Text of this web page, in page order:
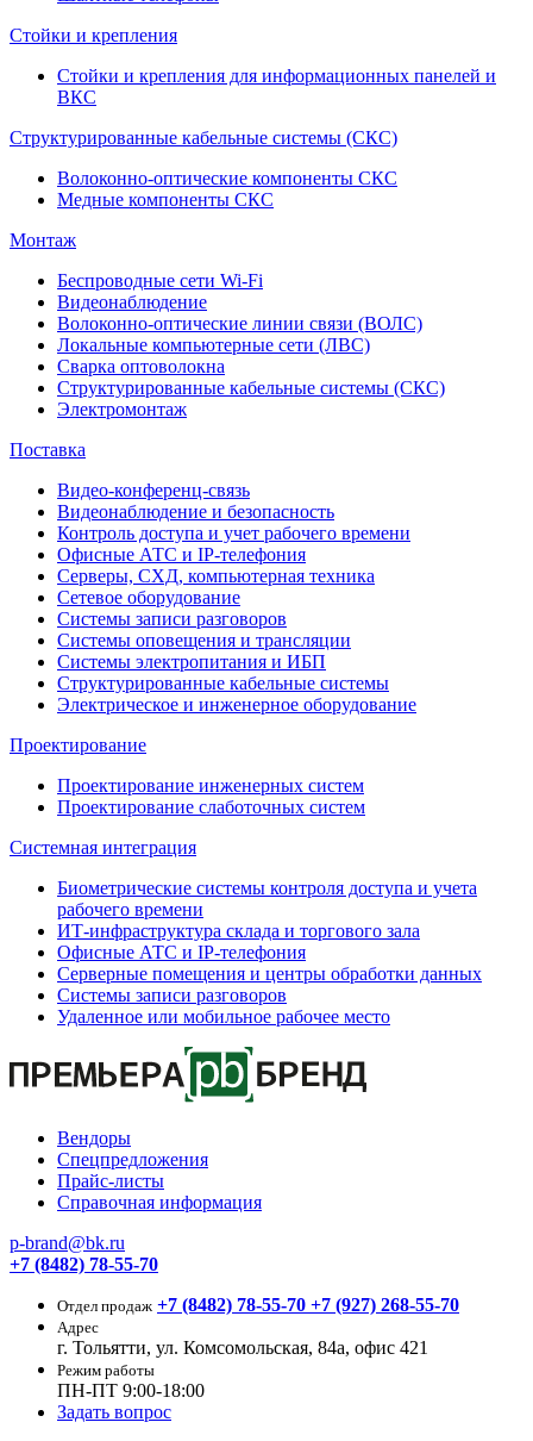
Стойки и крепления
Стойки и крепления для информационных панелей и
ВКС
Структурированные кабельные системы (СКС)
Волоконно-оптические компоненты СКС
Медные компоненты СКС
Монтаж
Беспроводные сети Wi-Fi
Видеонаблюдение
Волоконно-оптические линии связи (ВОЛС)
Локальные компьютерные сети (ЛВС)
Сварка оптоволокна
Структурированные кабельные системы (СКС)
Электромонтаж
Поставка
Видео-конференц-связь
Видеонаблюдение и безопасность
Контроль доступа и учет рабочего времени
Офисные АТС и IP-телефония
Серверы, СХД, компьютерная техника
Сетевое оборудование
Системы записи разговоров
Системы оповещения и трансляции
Системы электропитания и ИБП
Структурированные кабельные системы
Электрическое и инженерное оборудование
Проектирование
Проектирование инженерных систем
Проектирование слаботочных систем
Системная интеграция
Биометрические системы контроля доступа и учета
рабочего времени
ИТ-инфраструктура склада и торгового зала
Офисные АТС и IP-телефония
Серверные помещения и центры обработки данных
Системы записи разговоров
Удаленное или мобильное рабочее место
Вендоры
Спецпредложения
Прайс-листы
Справочная информация
p-brand@bk.ru
+7 (8482) 78-55-70
Отдел продаж +7 (8482) 78-55-70 +7 (927) 268-55-70
Адрес
г. Тольятти, ул. Комсомольская, 84а, офис 421
Режим работы
ПН-ПТ 9:00-18:00
Задать вопрос